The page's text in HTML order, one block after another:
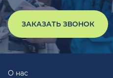
ЗАКАЗАТЬ ЗВОНОК
О нас